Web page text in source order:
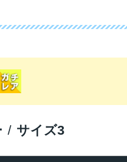
サイズ3